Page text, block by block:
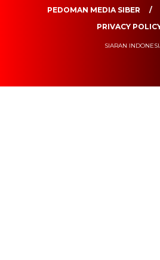
PEDOMAN MEDIA SIBER
PRIVACY
SIARAN